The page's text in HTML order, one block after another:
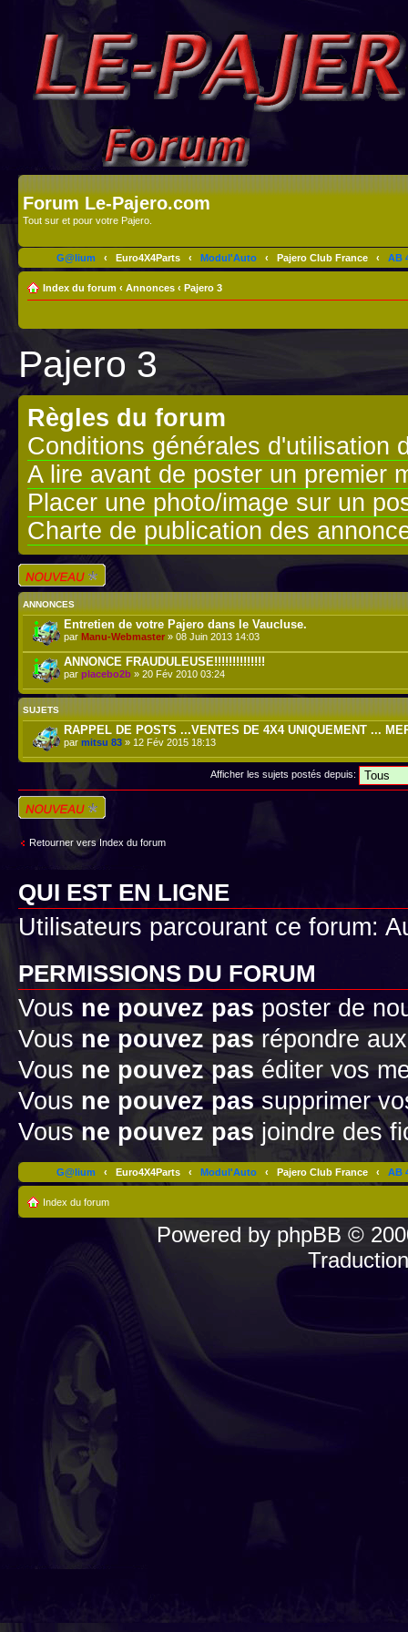
Forum Le-Pajero.com
Tout sur et pour votre Pajero.
G@lium ‹ Euro4X4Parts ‹ Modul'Auto ‹ Pajero Club France ‹ AB
Index du forum ‹ Annonces ‹ Pajero 3
Pajero 3
Règles du forum
Conditions générales d'utilisation
A lire avant de poster un premier
Placer une photo/image sur un
Charte de publication des
Écrire un nouveau
sujet
ANNONCES
Entretien de votre Pajero dans le Vaucluse.
par Manu-Webmaster » 08 Juin 2013 14:03
ANNONCE FRAUDULEUSE!!!!!!!!!!!!!!
par placebo2b » 20 Fév 2010 03:24
SUJETS
RAPPEL DE POSTS ...VENTES DE 4X4 UNIQUEMENT ...
par mitsu 83 » 12 Fév 2015 18:13
Afficher les sujets postés depuis:
Écrire un nouveau
sujet
Retourner vers Index du forum
QUI EST EN LIGNE
Utilisateurs parcourant ce forum:
PERMISSIONS DU FORUM
Vous ne pouvez pas poster de
Vous ne pouvez pasrépondre
Vous ne pouvez pas éditer vos
Vous ne pouvez passupprimer
Vousne pouvez pas joindre des
G@lium ‹ Euro4X4Parts ‹ Modul'Auto ‹ Pajero Club France ‹ AB
Index du forum
Powered by phpBB ©